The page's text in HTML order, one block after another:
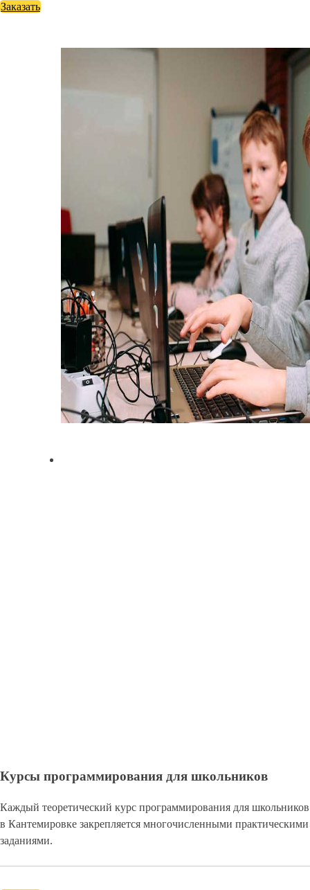
Заказать
Курсы программирования для школьников
Каждый теоретический курс программирования для школьников
в Кантемировке закрепляется многочисленными практическими
заданиями.